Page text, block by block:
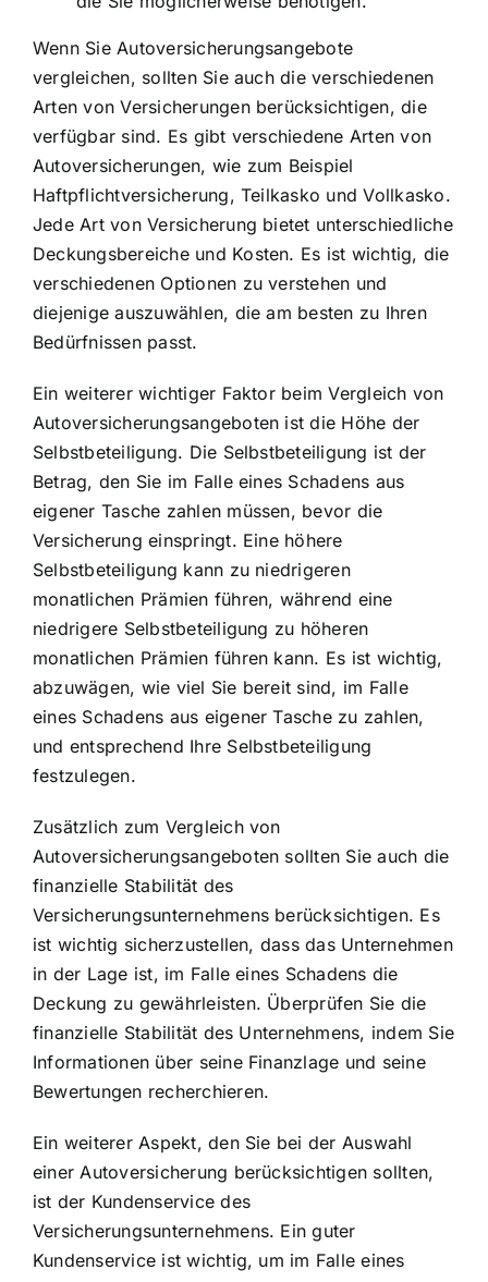
Wenn Sie Autoversicherungsangebote
vergleichen, sollten Sie auch die verschiedenen
Arten von Versicherungen berücksichtigen, die
verfügbar sind. Es gibt verschiedene Arten von
Autoversicherungen, wie zum Beispiel
Haftpflichtversicherung, Teilkasko und Vollkasko.
Jede Art von Versicherung bietet unterschiedliche
Deckungsbereiche und Kosten. Es ist wichtig, die
verschiedenen Optionen zu verstehen und
diejenige auszuwählen, die am besten zu Ihren
Bedürfnissen passt.
Ein weiterer wichtiger Faktor beim Vergleich von
Autoversicherungsangeboten ist die Höhe der
Selbstbeteiligung. Die Selbstbeteiligung ist der
Betrag, den Sie im Falle eines Schadens aus
eigener Tasche zahlen müssen, bevor die
Versicherung einspringt. Eine höhere
Selbstbeteiligung kann zu niedrigeren
monatlichen Prämien führen, während eine
niedrigere Selbstbeteiligung zu höheren
monatlichen Prämien führen kann. Es ist wichtig,
abzuwägen, wie viel Sie bereit sind, im Falle
eines Schadens aus eigener Tasche zu zahlen,
und entsprechend Ihre Selbstbeteiligung
festzulegen.
Zusätzlich zum Vergleich von
Autoversicherungsangeboten sollten Sie auch die
finanzielle Stabilität des
Versicherungsunternehmens berücksichtigen. Es
ist wichtig sicherzustellen, dass das Unternehmen
in der Lage ist, im Falle eines Schadens die
Deckung zu gewährleisten. Überprüfen Sie die
finanzielle Stabilität des Unternehmens, indem Sie
Informationen über seine Finanzlage und seine
Bewertungen recherchieren.
Ein weiterer Aspekt, den Sie bei der Auswahl
einer Autoversicherung berücksichtigen sollten,
ist der Kundenservice des
Versicherungsunternehmens. Ein guter
Kundenservice ist wichtig, um im Falle eines